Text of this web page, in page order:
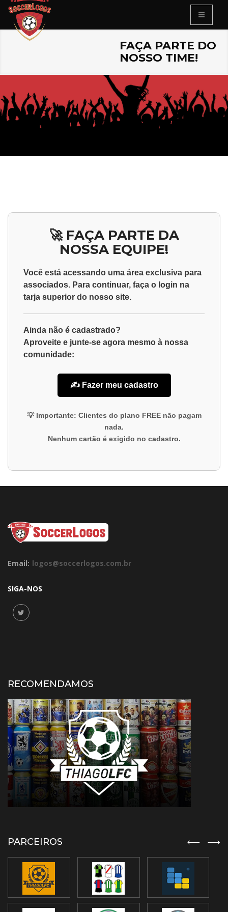
FAÇA PARTE DO
NOSSO TIME!
🚀 FAÇA PARTE DA
NOSSA EQUIPE!
Você está acessando uma área exclusiva para
associados. Para continuar, faça o login na
tarja superior do nosso site.
Ainda não é cadastrado?
Aproveite e junte-se agora mesmo à nossa
comunidade:
✍️ Fazer meu cadastro
💡 Importante: Clientes do plano FREEnão pagam
nada.
Nenhum cartão é exigido no cadastro.
Email: logos@soccerlogos.com.br
SIGA-NOS
RECOMENDAMOS
PARCEIROS